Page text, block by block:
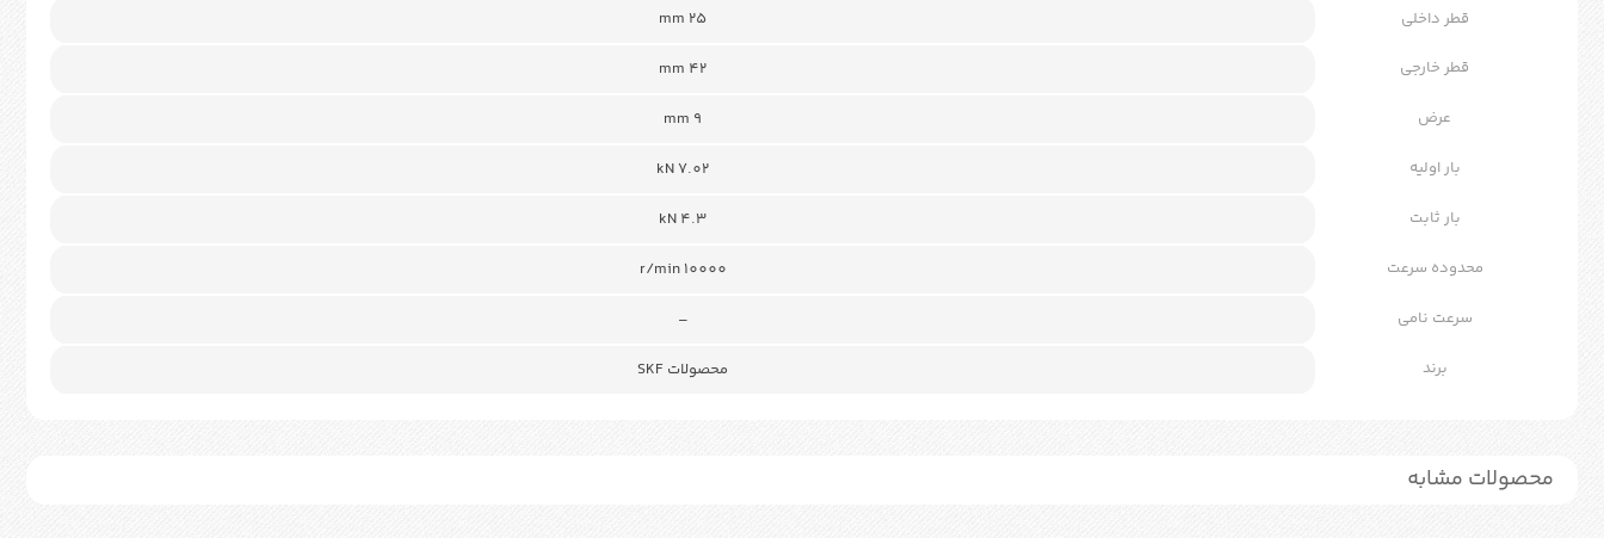
قطر داخلی mm 25
قطر خارجی mm 42
عرض mm 9
بار اولیه kN 7.02
بار ثابت kN 4.3
محدوده سرعت r/min 10000
سرعت نامی –
برند محصولات SKF
محصولات مشابه